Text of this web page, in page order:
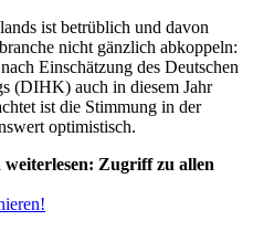
ist betrüblich und davon
nicht gänzlich abkoppeln:
Einschätzung des Deutschen
(DIHK) auch in diesem Jahr
ist die Stimmung in der
optimistisch.
Zugriff zu allen